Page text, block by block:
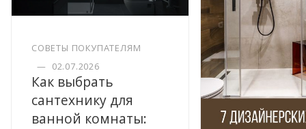
СОВЕТЫ ПОКУПАТЕЛЯМ
— 02.07.2026
Как выбрать
сантехнику для
ванной комнаты: